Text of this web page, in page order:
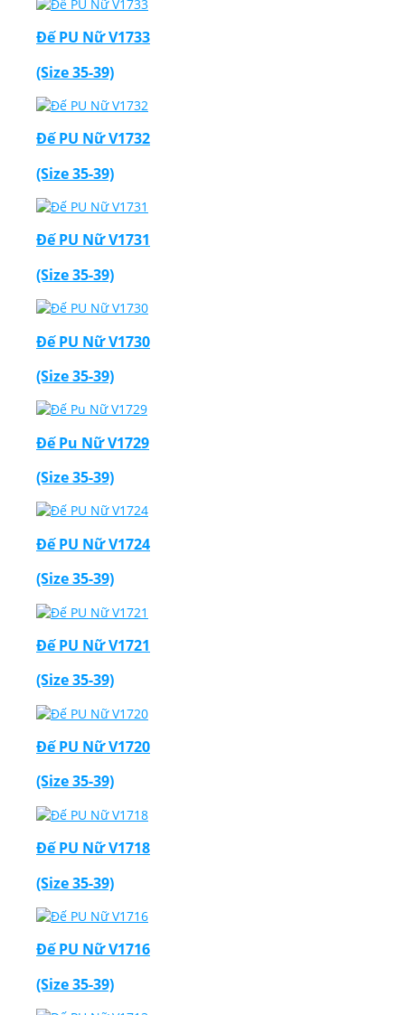
Đế PU Nữ V1733
(Size 35-39)
Đế PU Nữ V1732
(Size 35-39)
Đế PU Nữ V1731
(Size 35-39)
Đế PU Nữ V1730
(Size 35-39)
Đế Pu Nữ V1729
(Size 35-39)
Đế PU Nữ V1724
(Size 35-39)
Đế PU Nữ V1721
(Size 35-39)
Đế PU Nữ V1720
(Size 35-39)
Đế PU Nữ V1718
(Size 35-39)
Đế PU Nữ V1716
(Size 35-39)